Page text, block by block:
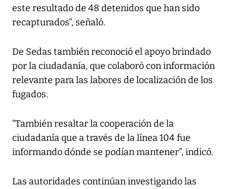
este resultado de 48 detenidos que han sido
recapturados”, señaló.
De Sedas también reconoció el apoyo brindado
por la ciudadanía, que colaboró con información
relevante para las labores de localización de los
fugados.
“También resaltar la cooperación de la
ciudadanía que a través de la línea 104 fue
informando dónde se podían mantener”, indicó.
Las autoridades continúan investigando las